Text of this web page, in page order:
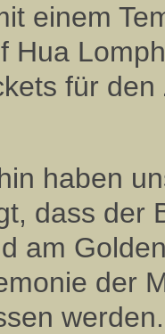
einem
Hua
für
haben
dass der
am
der